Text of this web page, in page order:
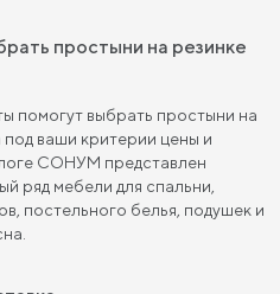
помогут выбрать простыни на
под ваши критерии цены и
СОНУМ представлен
ряд мебели для спальни,
постельного белья, подушек и